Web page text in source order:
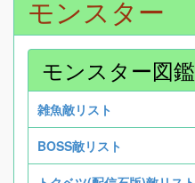
モンスター
モンスター図鑑
雑魚敵リスト
BOSS敵リスト